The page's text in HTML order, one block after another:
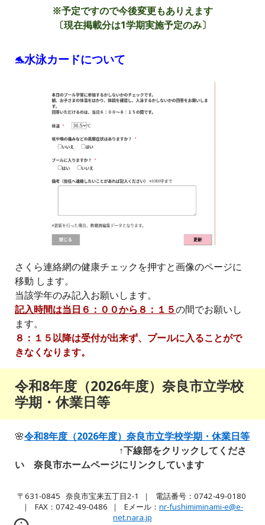
※予定ですので今後変更もありえます
〔現在掲載分は1学期実施予定のみ〕
🐬水泳カードについて
さくら連絡網の健康チェックを押すと画像のページに
移動 します。
当該学年のみ記入お願いします。
記入時間は当日６：００から８：１５の間でお願いし
ます。
８：１５以降は受付が出来ず、プールに入ることがで
きなくなります。
令和8年度（2026年度）奈良市立学校
学期・休業日等
🌸令和8年度（2026年度）奈良市立学校学期・休業日等
↑下線部をクリックしてくださ
い 奈良市ホームページにリンクしています
〒631-0845 奈良市宝来五丁目2-1 ｜ 電話番号：0742-49-0180
｜ FAX： 0742-49-0486 ｜ Eメール ： nr-fushimiminami-e@e-
net.nara.jp